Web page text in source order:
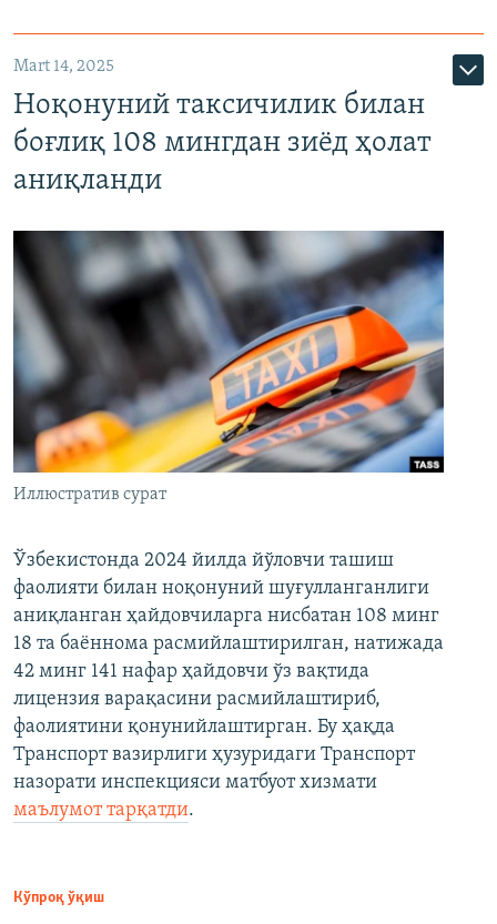
Mart 14, 2025
Ноқонуний таксичилик билан
боғлиқ 108 мингдан зиёд ҳолат
аниқланди
Иллюстратив сурат
Ўзбекистонда 2024 йилда йўловчи ташиш
фаолияти билан ноқонуний шуғулланганлиги
аниқланган ҳайдовчиларга нисбатан 108 минг
18 та баённома расмийлаштирилган, натижада
42 минг 141 нафар ҳайдовчи ўз вақтида
лицензия варақасини расмийлаштириб,
фаолиятини қонунийлаштирган. Бу ҳақда
Транспорт вазирлиги ҳузуридаги Транспорт
назорати инспекцияси матбуот хизмати
маълумот тарқатди.
Кўпроқ ўқиш